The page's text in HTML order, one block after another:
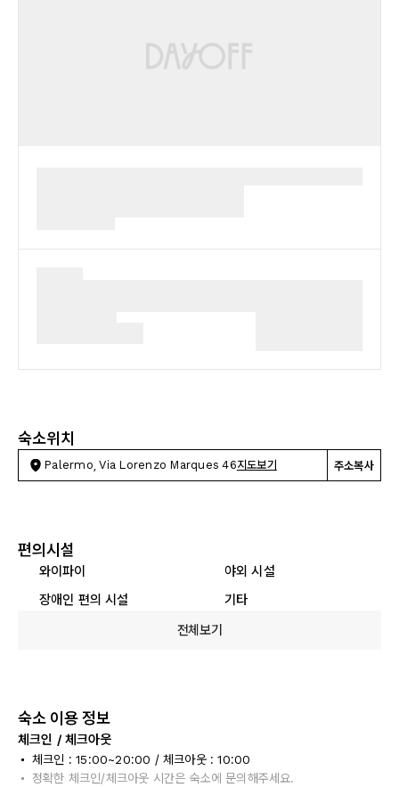
숙소위치
Palermo, Via Lorenzo Marques 46지도보기 주소복사
편의시설
와이파이
야외 시설
장애인 편의 시설
기타
전체보기
숙소 이용 정보
체크인 / 체크아웃
체크인 : 15:00~20:00 / 체크아웃 : 10:00
정확한 체크인/체크아웃 시간은 숙소에 문의해주세요.